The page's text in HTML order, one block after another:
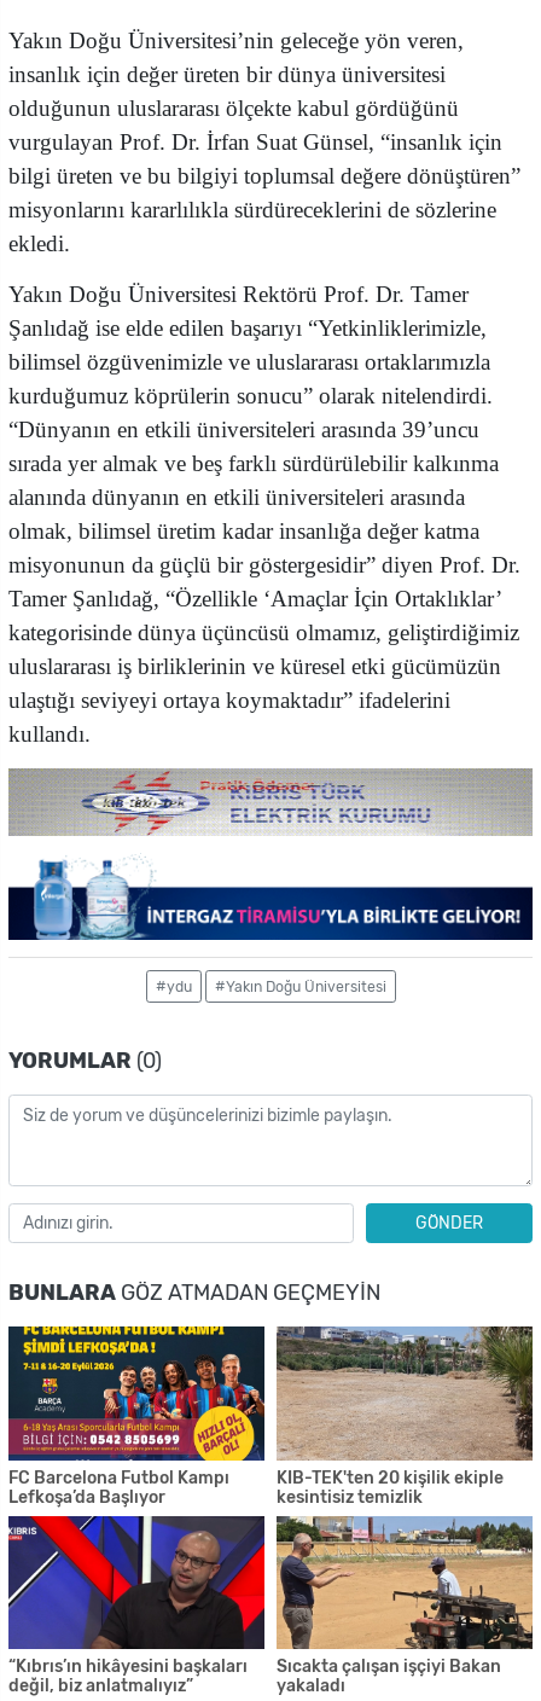
Yakın Doğu Üniversitesi’nin geleceğe yön veren,
insanlık için değer üreten bir dünya üniversitesi
olduğunun uluslararası ölçekte kabul gördüğünü
vurgulayan Prof. Dr. İrfan Suat Günsel, “insanlık için
bilgi üreten ve bu bilgiyi toplumsal değere dönüştüren”
misyonlarını kararlılıkla sürdüreceklerini de sözlerine
ekledi.
Yakın Doğu Üniversitesi Rektörü Prof. Dr. Tamer
Şanlıdağ ise elde edilen başarıyı “Yetkinliklerimizle,
bilimsel özgüvenimizle ve uluslararası ortaklarımızla
kurduğumuz köprülerin sonucu” olarak nitelendirdi.
“Dünyanın en etkili üniversiteleri arasında 39’uncu
sırada yer almak ve beş farklı sürdürülebilir kalkınma
alanında dünyanın en etkili üniversiteleri arasında
olmak, bilimsel üretim kadar insanlığa değer katma
misyonunun da güçlü bir göstergesidir” diyen Prof. Dr.
Tamer Şanlıdağ, “Özellikle ‘Amaçlar İçin Ortaklıklar’
kategorisinde dünya üçüncüsü olmamız, geliştirdiğimiz
uluslararası iş birliklerinin ve küresel etki gücümüzün
ulaştığı seviyeyi ortaya koymaktadır” ifadelerini
kullandı.
#ydu #Yakın Doğu Üniversitesi
YORUMLAR (0)
GÖNDER
BUNLARA GÖZ ATMADAN GEÇMEYIN
FC Barcelona Futbol Kampı
Lefkoşa’da Başlıyor
KIB-TEK'ten 20 kişilik ekiple
kesintisiz temizlik
“Kıbrıs’ın hikâyesini başkaları
değil, biz anlatmalıyız”
Sıcakta çalışan işçiyi Bakan
yakaladı